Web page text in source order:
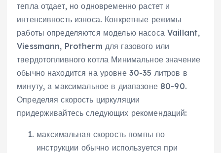
тепла отдает, но одновременно растет и
интенсивность износа. Конкретные режимы
работы определяются моделью насоса Vaillant,
Viessmann, Protherm для газового или
твердотопливного котла Минимальное значение
обычно находится на уровне 30-35 литров в
минуту, а максимальное в диапазоне 80-90.
Определяя скорость циркуляции
придерживайтесь следующих рекомендаций:
максимальная скорость помпы по
инструкции обычно используется при